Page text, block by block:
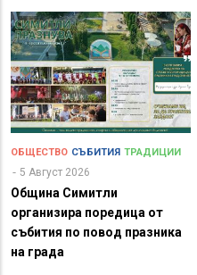
ОБЩЕСТВО СЪБИТИЯ ТРАДИЦИИ
5 Август 2026
Община Симитли
организира поредица от
събития по повод празника
на града